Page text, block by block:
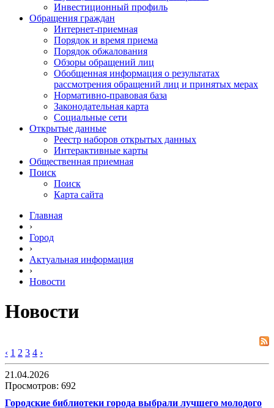
Инвестиционный профиль
Обращения граждан
Интернет-приемная
Порядок и время приема
Порядок обжалования
Обзоры обращений лиц
Обобщенная информация о результатах
рассмотрения обращений лиц и принятых мерах
Нормативно-правовая база
Законодательная карта
Социальные сети
Открытые данные
Реестр наборов открытых данных
Интерактивные карты
Общественная приемная
Поиск
Поиск
Карта сайта
Главная
›
Город
›
Актуальная информация
›
Новости
Новости
‹ 1 2 3 4 ›
21.04.2026
Просмотров: 692
Городские библиотеки города выбрали лучшего молодого